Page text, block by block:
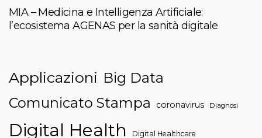
MIA – Medicina e Intelligenza Artificiale:
l’ecosistema AGENAS per la sanità digitale
Applicazioni Big Data
Comunicato Stampa
coronavirus Diagnosi
Digital Health Digital Healthcare